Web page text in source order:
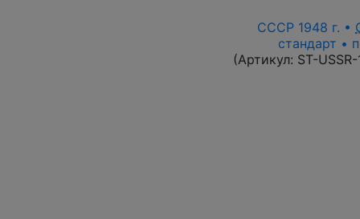
СССР 1948 г. •
стандарт •
(Артикул: ST-